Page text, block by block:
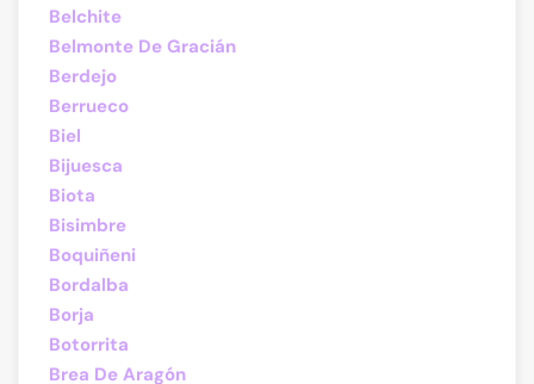
Belchite
Belmonte De Gracián
Berdejo
Berrueco
Biel
Bijuesca
Biota
Bisimbre
Boquiñeni
Bordalba
Borja
Botorrita
Brea De Aragón